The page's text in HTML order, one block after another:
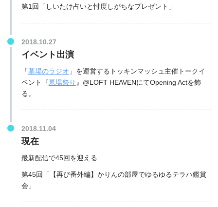
第1回「しいたけ占いと忖度しがちなプレゼント」
2018.10.27
イベント出演
「墓場のラジオ 」を運営するトッキンマッシュ主催トークイ
ベント『墓場祭り 』@LOFT HEAVENにてOpening Actを飾
る。
2018.11.04
現在
最新配信で45回を迎える
第45回「【再び番外編】かりんの部屋でゆるゆるテラハ鑑賞
会」